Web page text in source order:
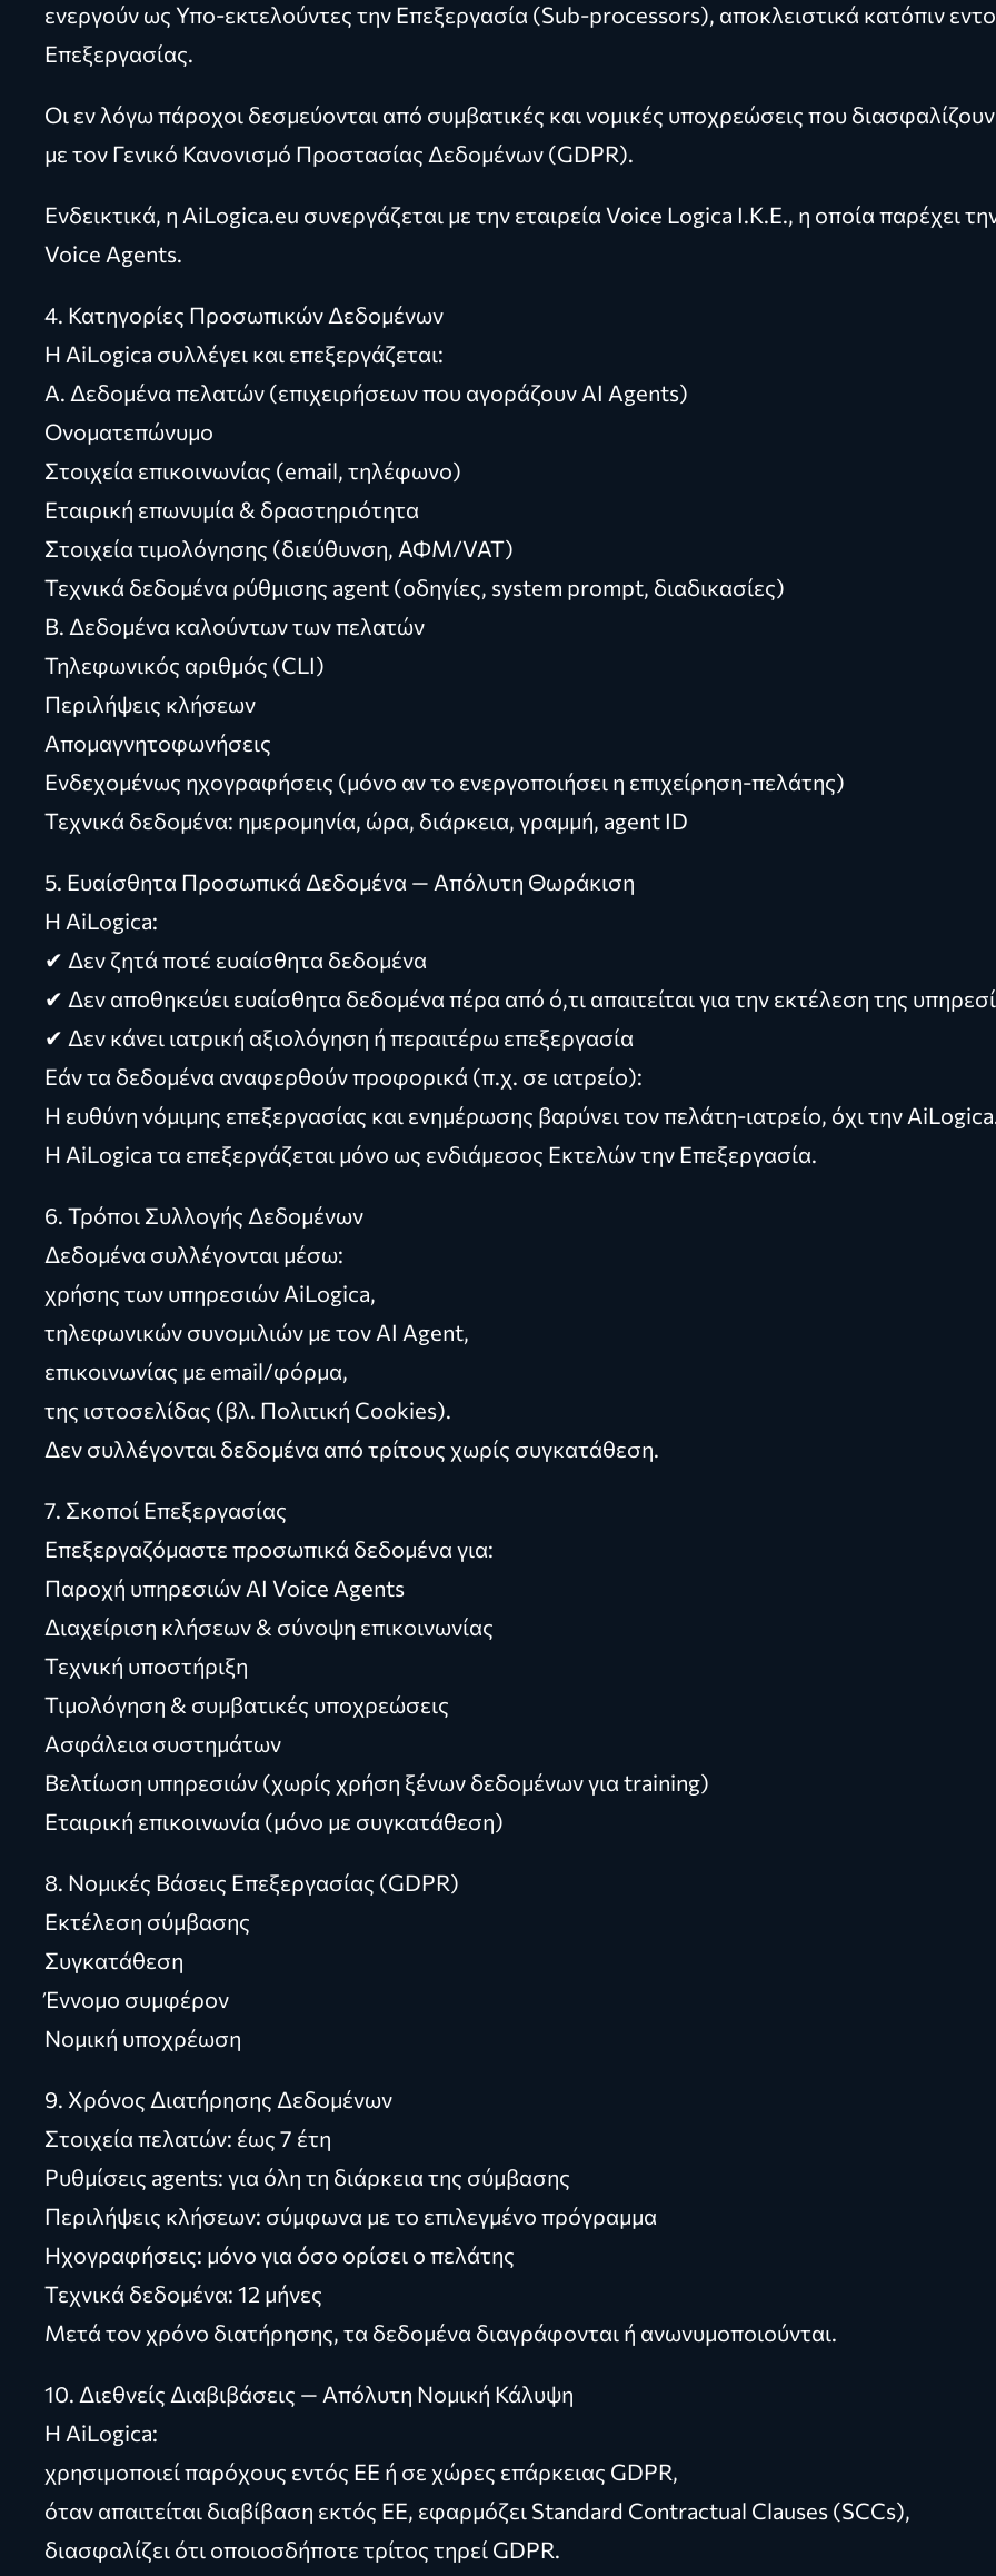
ενεργούν ως Υπο-εκτελούντες την Επεξεργασία (Sub-processors), αποκλειστικά κατόπιν
Επεξεργασίας.
Οι εν λόγω πάροχοι δεσμεύονται από συμβατικές και νομικές υποχρεώσεις που
με τον Γενικό Κανονισμό Προστασίας Δεδομένων (GDPR).
Ενδεικτικά, η AiLogica.eu συνεργάζεται με την εταιρεία Voice Logica I.K.E., η οποία παρέχει
Voice Agents.
4. Κατηγορίες Προσωπικών Δεδομένων
Η AiLogica συλλέγει και επεξεργάζεται:
Α. Δεδομένα πελατών (επιχειρήσεων που αγοράζουν AI Agents)
Ονοματεπώνυμο
Στοιχεία επικοινωνίας (email, τηλέφωνο)
Εταιρική επωνυμία & δραστηριότητα
Στοιχεία τιμολόγησης (διεύθυνση, ΑΦΜ/VAT)
Τεχνικά δεδομένα ρύθμισης agent (οδηγίες, system prompt, διαδικασίες)
Β. Δεδομένα καλούντων των πελατών
Τηλεφωνικός αριθμός (CLI)
Περιλήψεις κλήσεων
Απομαγνητοφωνήσεις
Ενδεχομένως ηχογραφήσεις (μόνο αν το ενεργοποιήσει η επιχείρηση-πελάτης)
Τεχνικά δεδομένα: ημερομηνία, ώρα, διάρκεια, γραμμή, agent ID
5. Ευαίσθητα Προσωπικά Δεδομένα — Απόλυτη Θωράκιση
Η AiLogica:
✔ Δεν ζητά ποτέ ευαίσθητα δεδομένα
✔ Δεν αποθηκεύει ευαίσθητα δεδομένα πέρα από ό,τι απαιτείται για την εκτέλεση της
✔ Δεν κάνει ιατρική αξιολόγηση ή περαιτέρω επεξεργασία
Εάν τα δεδομένα αναφερθούν προφορικά (π.χ. σε ιατρείο):
Η ευθύνη νόμιμης επεξεργασίας και ενημέρωσης βαρύνει τον πελάτη-ιατρείο, όχι την
Η AiLogica τα επεξεργάζεται μόνο ως ενδιάμεσος Εκτελών την Επεξεργασία.
6. Τρόποι Συλλογής Δεδομένων
Δεδομένα συλλέγονται μέσω:
χρήσης των υπηρεσιών AiLogica,
τηλεφωνικών συνομιλιών με τον AI Agent,
επικοινωνίας με email/φόρμα,
της ιστοσελίδας (βλ. Πολιτική Cookies).
Δεν συλλέγονται δεδομένα από τρίτους χωρίς συγκατάθεση.
7. Σκοποί Επεξεργασίας
Επεξεργαζόμαστε προσωπικά δεδομένα για:
Παροχή υπηρεσιών AI Voice Agents
Διαχείριση κλήσεων & σύνοψη επικοινωνίας
Τεχνική υποστήριξη
Τιμολόγηση & συμβατικές υποχρεώσεις
Ασφάλεια συστημάτων
Βελτίωση υπηρεσιών (χωρίς χρήση ξένων δεδομένων για training)
Εταιρική επικοινωνία (μόνο με συγκατάθεση)
8. Νομικές Βάσεις Επεξεργασίας (GDPR)
Εκτέλεση σύμβασης
Συγκατάθεση
Έννομο συμφέρον
Νομική υποχρέωση
9. Χρόνος Διατήρησης Δεδομένων
Στοιχεία πελατών: έως 7 έτη
Ρυθμίσεις agents: για όλη τη διάρκεια της σύμβασης
Περιλήψεις κλήσεων: σύμφωνα με το επιλεγμένο πρόγραμμα
Ηχογραφήσεις: μόνο για όσο ορίσει ο πελάτης
Τεχνικά δεδομένα: 12 μήνες
Μετά τον χρόνο διατήρησης, τα δεδομένα διαγράφονται ή ανωνυμοποιούνται.
10. Διεθνείς Διαβιβάσεις — Απόλυτη Νομική Κάλυψη
Η AiLogica:
χρησιμοποιεί παρόχους εντός ΕΕ ή σε χώρες επάρκειας GDPR,
όταν απαιτείται διαβίβαση εκτός ΕΕ, εφαρμόζει Standard Contractual Clauses (SCCs),
διασφαλίζει ότι οποιοσδήποτε τρίτος τηρεί GDPR.